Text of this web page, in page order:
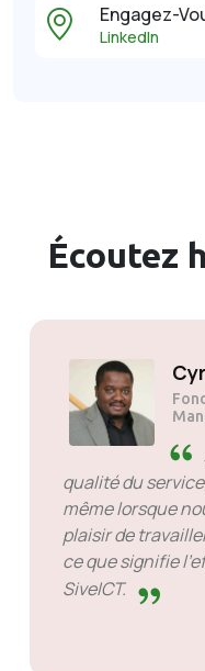
Engagez-
LinkedIn
Écoutez
Ltd
longueur
conscient des
cas où j'ai dû
n'est pas quelque